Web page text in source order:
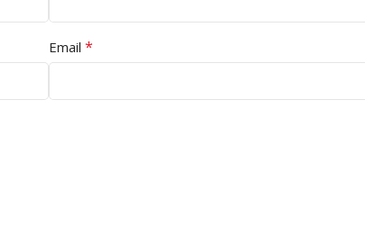
Email *